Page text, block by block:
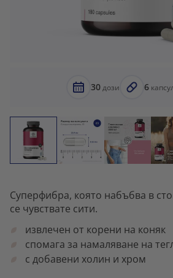
30дози 6
Суперфибра, която набъбва в
се чувствате сити.
извлечен от корени на коняк
спомага за намаляване на
с добавени холин и хром